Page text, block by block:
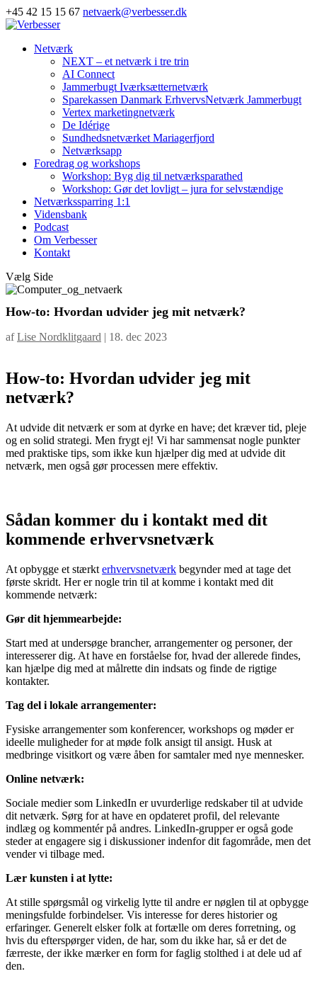
+45 42 15 15 67 netvaerk@verbesser.dk
Netværk
NEXT – et netværk i tre trin
AI Connect
Jammerbugt Iværksætternetværk
Sparekassen Danmark ErhvervsNetværk Jammerbugt
Vertex marketingnetværk
De Idérige
Sundhedsnetværket Mariagerfjord
Netværksapp
Foredrag og workshops
Workshop: Byg dig til netværksparathed
Workshop: Gør det lovligt – jura for selvstændige
Netværkssparring 1:1
Vidensbank
Podcast
Om Verbesser
Kontakt
Vælg Side
How-to: Hvordan udvider jeg mit netværk?
afLise Nordklitgaard | 18. dec 2023
How-to: Hvordan udvider jeg mit
netværk?
At udvide dit netværk er som at dyrke en have; det kræver tid, pleje
og en solid strategi. Men frygt ej! Vi har sammensat nogle punkter
med praktiske tips, som ikke kun hjælper dig med at udvide dit
netværk, men også gør processen mere effektiv.
Sådan kommer du i kontakt med dit
kommende erhvervsnetværk
At opbygge et stærkt erhvervsnetværk begynder med at tage det
første skridt. Her er nogle trin til at komme i kontakt med dit
kommende netværk:
Gør dit hjemmearbejde:
Start med at undersøge brancher, arrangementer og personer, der
interesserer dig. At have en forståelse for, hvad der allerede findes,
kan hjælpe dig med at målrette din indsats og finde de rigtige
kontakter.
Tag del i lokale arrangementer:
Fysiske arrangementer som konferencer, workshops og møder er
ideelle muligheder for at møde folk ansigt til ansigt. Husk at
medbringe visitkort og være åben for samtaler med nye mennesker.
Online netværk:
Sociale medier som LinkedIn er uvurderlige redskaber til at udvide
dit netværk. Sørg for at have en opdateret profil, del relevante
indlæg og kommentér på andres. LinkedIn-grupper er også gode
steder at engagere sig i diskussioner indenfor dit fagområde, men det
vender vi tilbage med.
Lær kunsten i at lytte:
At stille spørgsmål og virkelig lytte til andre er nøglen til at opbygge
meningsfulde forbindelser. Vis interesse for deres historier og
erfaringer. Generelt elsker folk at fortælle om deres forretning, og
hvis du efterspørger viden, de har, som du ikke har, så er det de
færreste, der ikke mærker en form for faglig stolthed i at dele ud af
den.